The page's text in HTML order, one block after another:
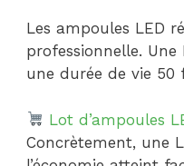
Les ampoules LED
professionnelle.
une durée de vie 50
Lot d’ampoules
Concrètement, une